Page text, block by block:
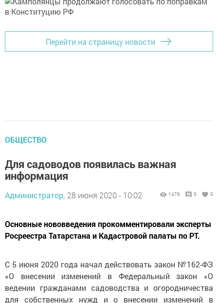
Перейти на страницу новости
ОБЩЕСТВО
Для садоводов появилась важная
информация
Администратор, 28 июня 2020 - 10:02 1476 0 0
Основные нововведения прокомментировали эксперты
Росреестра Татарстана и Кадастровой палаты по РТ.
С 5 июня 2020 года начал действовать закон №162-ФЗ
«О внесении изменений в Федеральный закон «О
ведении гражданами садоводства и огородничества
для собственных нужд и о внесении изменений в